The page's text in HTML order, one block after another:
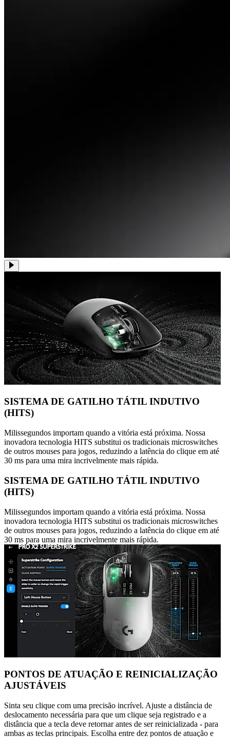
SISTEMA DE GATILHO TÁTIL INDUTIVO
(HITS)
Milissegundos importam quando a vitória está próxima. Nossa
inovadora tecnologia HITS substitui os tradicionais microswitches
de outros mouses para jogos, reduzindo a latência do clique em até
30 ms para uma mira incrivelmente mais rápida.
SISTEMA DE GATILHO TÁTIL INDUTIVO
(HITS)
Milissegundos importam quando a vitória está próxima. Nossa
inovadora tecnologia HITS substitui os tradicionais microswitches
de outros mouses para jogos, reduzindo a latência do clique em até
30 ms para uma mira incrivelmente mais rápida.
PONTOS DE ATUAÇÃO E REINICIALIZAÇÃO
AJUSTÁVEIS
Sinta seu clique com uma precisão incrível. Ajuste a distância de
deslocamento necessária para que um clique seja registrado e a
distância que a tecla deve retornar antes de ser reinicializada - para
ambas as teclas principais. Escolha entre dez pontos de atuação e